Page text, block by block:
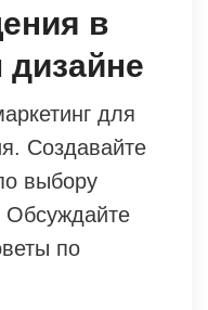
в
для
Создавайте
выбору
по